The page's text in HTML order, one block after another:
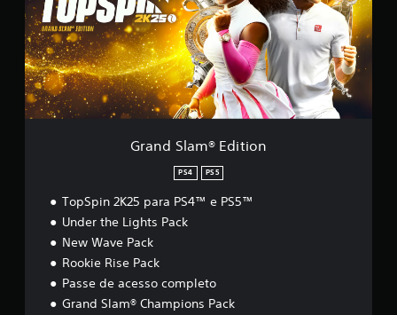
S
a
m
®
E
d
i
Grand Slam® Edition
PS4 PS5
TopSpin 2K25 para PS4™ e PS5™
Under the Lights Pack
New Wave Pack
Rookie Rise Pack
Passe de acesso completo
Grand Slam® Champions Pack